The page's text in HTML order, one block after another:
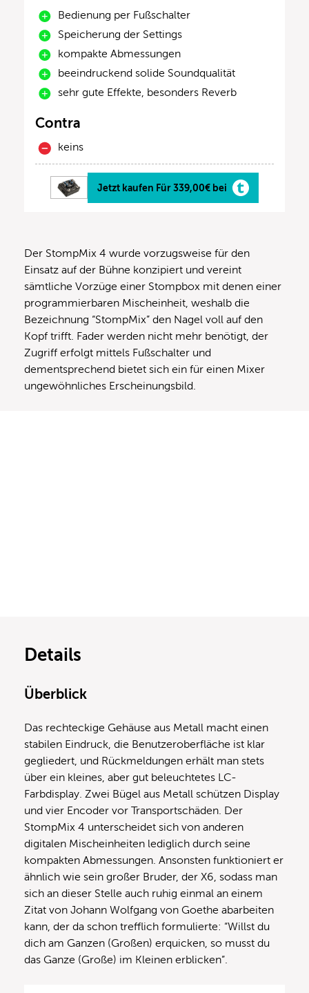
Bedienung per Fußschalter
Speicherung der Settings
kompakte Abmessungen
beeindruckend solide Soundqualität
sehr gute Effekte, besonders Reverb
Contra
keins
Jetzt kaufen Für 339,00€ bei
Der StompMix 4 wurde vorzugsweise für den
Einsatz auf der Bühne konzipiert und vereint
sämtliche Vorzüge einer Stompbox mit denen einer
programmierbaren Mischeinheit, weshalb die
Bezeichnung “StompMix” den Nagel voll auf den
Kopf trifft. Fader werden nicht mehr benötigt, der
Zugriff erfolgt mittels Fußschalter und
dementsprechend bietet sich ein für einen Mixer
ungewöhnliches Erscheinungsbild.
Details
Überblick
Das rechteckige Gehäuse aus Metall macht einen
stabilen Eindruck, die Benutzeroberfläche ist klar
gegliedert, und Rückmeldungen erhält man stets
über ein kleines, aber gut beleuchtetes LC-
Farbdisplay. Zwei Bügel aus Metall schützen Display
und vier Encoder vor Transportschäden. Der
StompMix 4 unterscheidet sich von anderen
digitalen Mischeinheiten lediglich durch seine
kompakten Abmessungen. Ansonsten funktioniert er
ähnlich wie sein großer Bruder, der X6, sodass man
sich an dieser Stelle auch ruhig einmal an einem
Zitat von Johann Wolfgang von Goethe abarbeiten
kann, der da schon trefflich formulierte: “Willst du
dich am Ganzen (Großen) erquicken, so musst du
das Ganze (Große) im Kleinen erblicken”.